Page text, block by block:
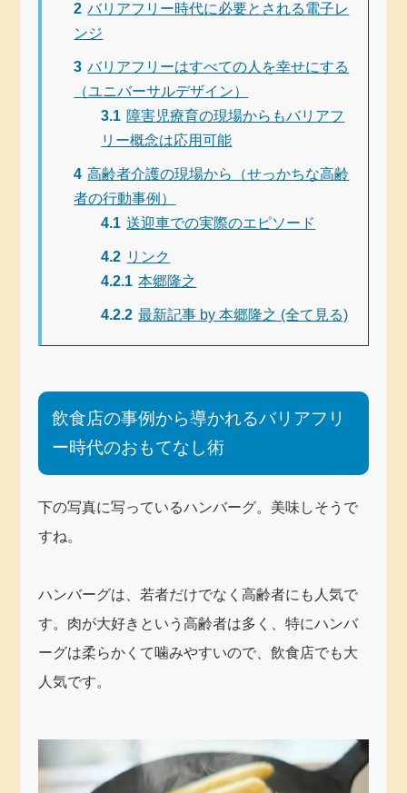
2 バリアフリー時代に必要とされる電子レ
ンジ
3 バリアフリーはすべての人を幸せにする
（ユニバーサルデザイン）
3.1 障害児療育の現場からもバリアフ
リー概念は応用可能
4 高齢者介護の現場から（せっかちな高齢
者の行動事例）
4.1 送迎車での実際のエピソード
4.2 リンク
4.2.1 本郷隆之
4.2.2 最新記事 by 本郷隆之 (全て見る)
飲食店の事例から導かれるバリアフリ
ー時代のおもてなし術
下の写真に写っているハンバーグ。美味しそうで
すね。
ハンバーグは、若者だけでなく高齢者にも人気で
す。肉が大好きという高齢者は多く、特にハンバ
ーグは柔らかくて噛みやすいので、飲食店でも大
人気です。